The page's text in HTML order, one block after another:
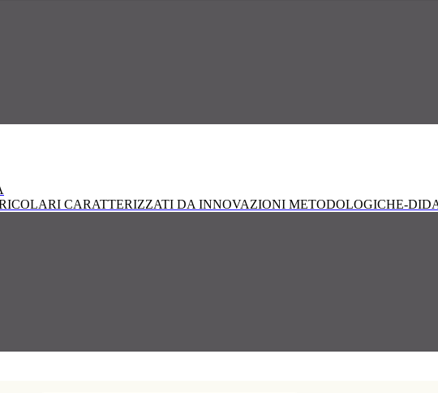
CARATTERIZZATI DA INNOVAZIONI METODOLOGICHE-